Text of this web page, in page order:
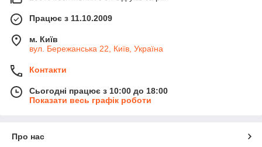
Працює з 11.10.2009
м. Київ
вул. Бережанська 22, Київ, Україна
Контакти
Сьогодні працює з 10:00 до 18:00
Показати весь графік роботи
Про нас